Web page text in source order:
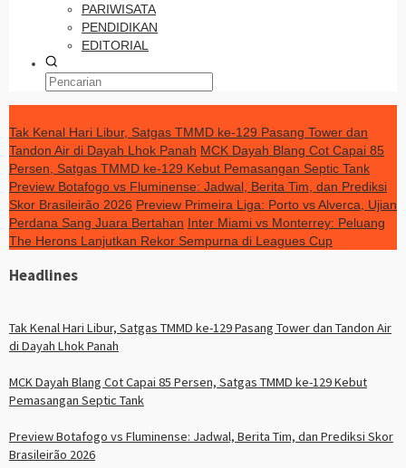
PARIWISATA
PENDIDIKAN
EDITORIAL
Tak Kenal Hari Libur, Satgas TMMD ke-129 Pasang Tower dan
Tandon Air di Dayah Lhok Panah MCK Dayah Blang Cot Capai 85
Persen, Satgas TMMD ke-129 Kebut Pemasangan Septic Tank
Preview Botafogo vs Fluminense: Jadwal, Berita Tim, dan Prediksi
Skor Brasileirão 2026 Preview Primeira Liga: Porto vs Alverca, Ujian
Perdana Sang Juara Bertahan Inter Miami vs Monterrey: Peluang
The Herons Lanjutkan Rekor Sempurna di Leagues Cup
Headlines
Tak Kenal Hari Libur, Satgas TMMD ke-129 Pasang Tower dan Tandon Air
di Dayah Lhok Panah
MCK Dayah Blang Cot Capai 85 Persen, Satgas TMMD ke-129 Kebut
Pemasangan Septic Tank
Preview Botafogo vs Fluminense: Jadwal, Berita Tim, dan Prediksi Skor
Brasileirão 2026